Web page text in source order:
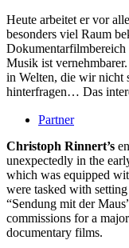
Partner
Heute arbeitet er vor
besonders viel Raum
Dokumentarfilmbereich
Musik ist
in Welten, die wir nicht
hinterfragen… Das
Christoph Rinnert’s
unexpectedly in the
which was equipped
were tasked with
“Sendung mit der
commissions for a
documentary films.